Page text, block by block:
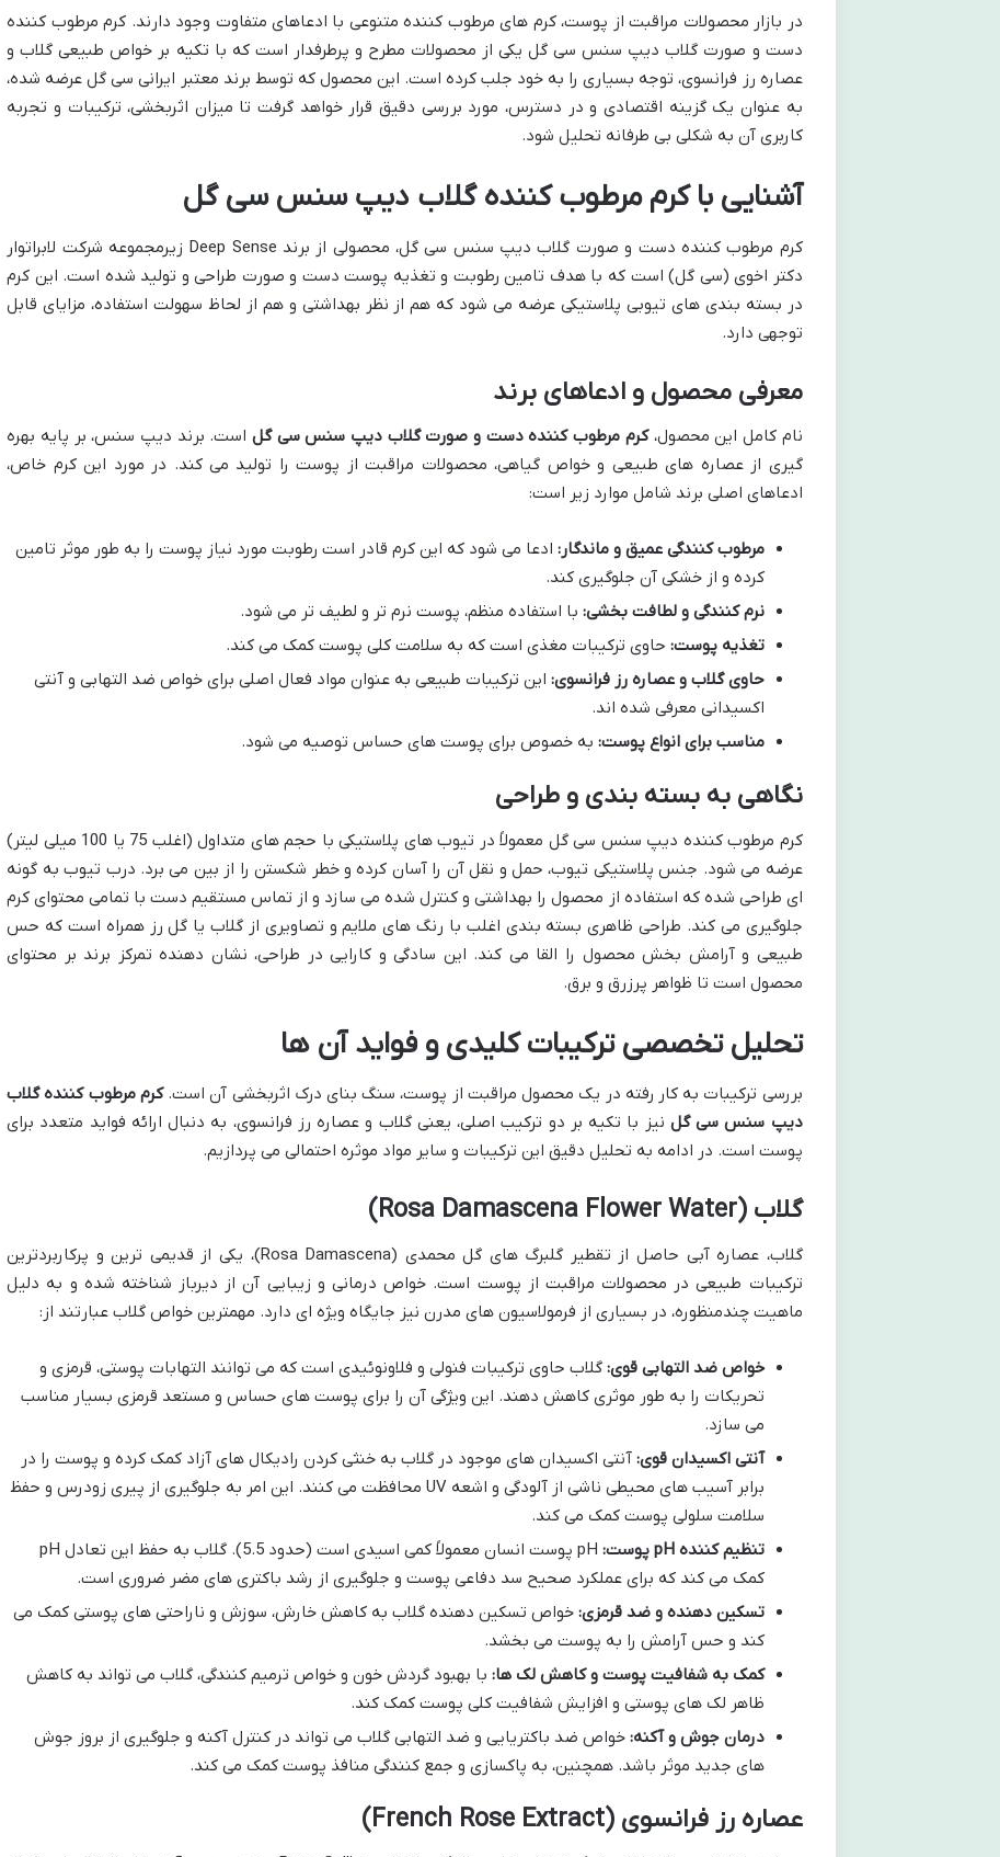
در بازار محصولات مراقبت از پوست، کرم های مرطوب کننده متنوعی با ادعاهای متفاوت وجود دارند. کرم مرطوب کننده
دست و صورت گلاب دیپ سنس سی گل یکی از محصولات مطرح و پرطرفدار است که با تکیه بر خواص طبیعی گلاب و
عصاره رز فرانسوی، توجه بسیاری را به خود جلب کرده است. این محصول که توسط برند معتبر ایرانی سی گل عرضه شده،
به عنوان یک گزینه اقتصادی و در دسترس، مورد بررسی دقیق قرار خواهد گرفت تا میزان اثربخشی، ترکیبات و تجربه
کاربری آن به شکلی بی طرفانه تحلیل شود.
آشنایی با کرم مرطوب کننده گلاب دیپ سنس سی گل
کرم مرطوب کننده دست و صورت گلاب دیپ سنس سی گل، محصولی از برند Deep Sense زیرمجموعه شرکت لابراتوار
دکتر اخوی (سی گل) است که با هدف تامین رطوبت و تغذیه پوست دست و صورت طراحی و تولید شده است. این کرم
در بسته بندی های تیوبی پلاستیکی عرضه می شود که هم از نظر بهداشتی و هم از لحاظ سهولت استفاده، مزایای قابل
توجهی دارد.
معرفی محصول و ادعاهای برند
نام کامل این محصول،کرم مرطوب کننده دست و صورت گلاب دیپ سنس سی گل است. برند دیپ سنس، بر پایه بهره
گیری از عصاره های طبیعی و خواص گیاهی، محصولات مراقبت از پوست را تولید می کند. در مورد این کرم خاص،
ادعاهای اصلی برند شامل موارد زیر است:
مرطوب کنندگی عمیق و ماندگار: ادعا می شود که این کرم قادر است رطوبت مورد نیاز پوست را به طور موثر تامین
کرده و از خشکی آن جلوگیری کند.
نرم کنندگی و لطافت بخشی: با استفاده منظم، پوست نرم تر و لطیف تر می شود.
تغذیه پوست: حاوی ترکیبات مغذی است که به سلامت کلی پوست کمک می کند.
حاوی گلاب و عصاره رز فرانسوی: این ترکیبات طبیعی به عنوان مواد فعال اصلی برای خواص ضد التهابی و آنتی
اکسیدانی معرفی شده اند.
مناسب برای انواع پوست: به خصوص برای پوست های حساس توصیه می شود.
نگاهی به بسته بندی و طراحی
کرم مرطوب کننده دیپ سنس سی گل معمولاً در تیوب های پلاستیکی با حجم های متداول (اغلب 75 یا 100 میلی لیتر)
عرضه می شود. جنس پلاستیکی تیوب، حمل و نقل آن را آسان کرده و خطر شکستن را از بین می برد. درب تیوب به گونه
ای طراحی شده که استفاده از محصول را بهداشتی و کنترل شده می سازد و از تماس مستقیم دست با تمامی محتوای کرم
جلوگیری می کند. طراحی ظاهری بسته بندی اغلب با رنگ های ملایم و تصاویری از گلاب یا گل رز همراه است که حس
طبیعی و آرامش بخش محصول را القا می کند. این سادگی و کارایی در طراحی، نشان دهنده تمرکز برند بر محتوای
محصول است تا ظواهر پرزرق و برق.
تحلیل تخصصی ترکیبات کلیدی و فواید آن ها
بررسی ترکیبات به کار رفته در یک محصول مراقبت از پوست، سنگ بنای درک اثربخشی آن است.کرم مرطوب کننده گلاب
دیپ سنس سی گل نیز با تکیه بر دو ترکیب اصلی، یعنی گلاب و عصاره رز فرانسوی، به دنبال ارائه فواید متعدد برای
پوست است. در ادامه به تحلیل دقیق این ترکیبات و سایر مواد موثره احتمالی می پردازیم.
گلاب (Rosa Damascena Flower Water)
گلاب، عصاره آبی حاصل از تقطیر گلبرگ های گل محمدی (Rosa Damascena)، یکی از قدیمی ترین و پرکاربردترین
ترکیبات طبیعی در محصولات مراقبت از پوست است. خواص درمانی و زیبایی آن از دیرباز شناخته شده و به دلیل
ماهیت چندمنظوره، در بسیاری از فرمولاسیون های مدرن نیز جایگاه ویژه ای دارد. مهمترین خواص گلاب عبارتند از:
خواص ضد التهابی قوی: گلاب حاوی ترکیبات فنولی و فلاونوئیدی است که می توانند التهابات پوستی، قرمزی و
تحریکات را به طور موثری کاهش دهند. این ویژگی آن را برای پوست های حساس و مستعد قرمزی بسیار مناسب
می سازد.
آنتی اکسیدان قوی: آنتی اکسیدان های موجود در گلاب به خنثی کردن رادیکال های آزاد کمک کرده و پوست را در
برابر آسیب های محیطی ناشی از آلودگی و اشعه UV محافظت می کنند. این امر به جلوگیری از پیری زودرس و حفظ
سلامت سلولی پوست کمک می کند.
تنظیم کننده pH پوست:
pH پوست انسان معمولاً کمی اسیدی است (حدود 5.5). گلاب به حفظ این تعادل pH
کمک می کند که برای عملکرد صحیح سد دفاعی پوست و جلوگیری از رشد باکتری های مضر ضروری است.
تسکین دهنده و ضد قرمزی: خواص تسکین دهنده گلاب به کاهش خارش، سوزش و ناراحتی های پوستی کمک می
کند و حس آرامش را به پوست می بخشد.
کمک به شفافیت پوست و کاهش لک ها: با بهبود گردش خون و خواص ترمیم کنندگی، گلاب می تواند به کاهش
ظاهر لک های پوستی و افزایش شفافیت کلی پوست کمک کند.
درمان جوش و آکنه: خواص ضد باکتریایی و ضد التهابی گلاب می تواند در کنترل آکنه و جلوگیری از بروز جوش
های جدید موثر باشد. همچنین، به پاکسازی و جمع کنندگی منافذ پوست کمک می کند.
عصاره رز فرانسوی (French Rose Extract)